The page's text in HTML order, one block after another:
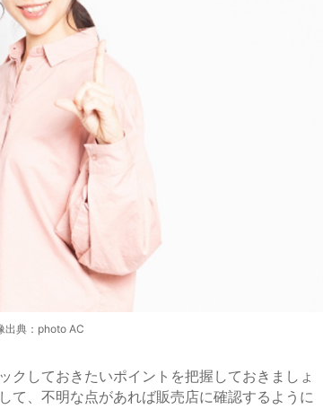
出典：photo AC
クしておきたいポイントを把握しておきましょ
て、不明な点があれば販売店に確認するように